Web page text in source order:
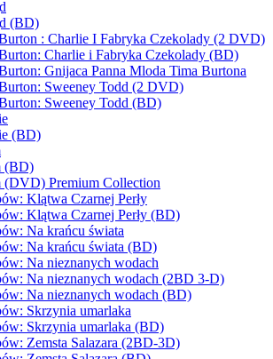
(BD)
: Charlie I Fabryka Czekolady (2 DVD)
Charlie i Fabryka Czekolady (BD)
Gnijaca Panna Mloda Tima Burtona
Sweeney Todd (2 DVD)
Sweeney Todd (BD)
(BD)
(BD)
(DVD) Premium Collection
Klątwa Czarnej Perły
Klątwa Czarnej Perły (BD)
Na krańcu świata
Na krańcu świata (BD)
Na nieznanych wodach
Na nieznanych wodach (2BD 3-D)
Na nieznanych wodach (BD)
Skrzynia umarlaka
Skrzynia umarlaka (BD)
Zemsta Salazara (2BD-3D)